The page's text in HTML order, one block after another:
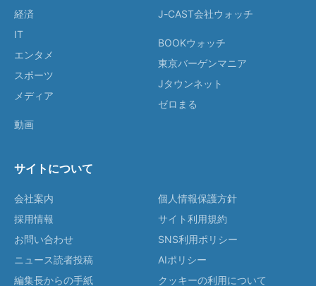
経済
IT
エンタメ
スポーツ
メディア
動画
J-CAST会社ウォッチ
BOOKウォッチ
東京バーゲンマニア
Jタウンネット
ゼロまる
サイトについて
会社案内
採用情報
お問い合わせ
ニュース読者投稿
編集長からの手紙
個人情報保護方針
サイト利用規約
SNS利用ポリシー
AIポリシー
クッキーの利用について